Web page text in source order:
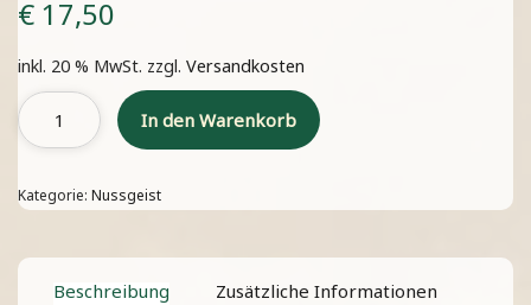
€ 17,50
inkl. 20 % MwSt. zzgl.Versandkosten
In den Warenkorb
Kategorie: Nussgeist
Beschreibung Zusätzliche Informationen